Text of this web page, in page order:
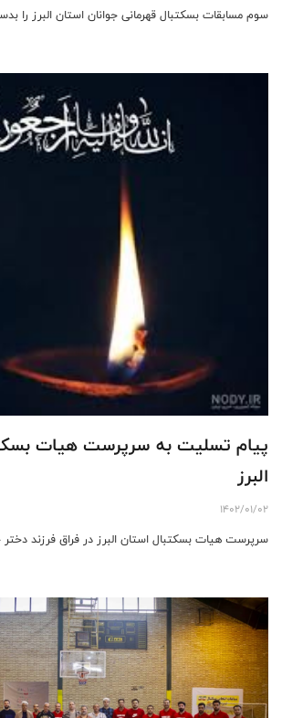
سوم مسابقات بسکتبال قهرمانی جوانان استان البرز را
پیام تسلیت به سرپرست هیات
البرز
1402/01/02
سرپرست هیات بسکتبال استان البرز در فراق فرزند